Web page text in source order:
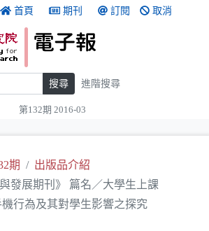
首頁 期刊 訂閱 取消
搜尋 進階搜尋
第132期 2016-03
期
出版品介紹
與發展期刊》 篇名／大學生上課
行為及其對學生影響之探究